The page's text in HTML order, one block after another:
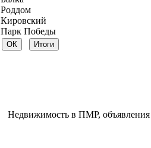
Роддом
Кировский
Парк Победы
Недвижимость в ПМР, объявления